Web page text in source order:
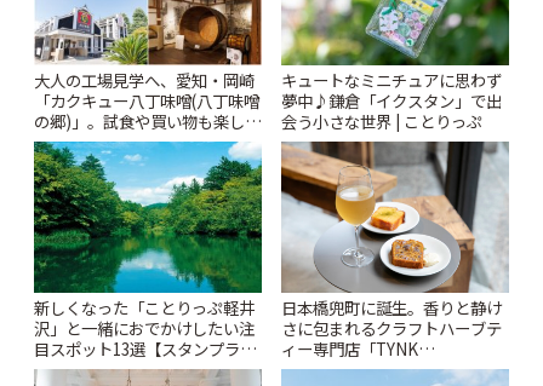
大人の工場見学へ、愛知・岡崎
「カクキュー八丁味噌(八丁味噌
の郷)」。試食や買い物も楽しみ
♪ | ことりっぷ
キュートなミニチュアに思わず
夢中♪鎌倉「イクスタン」で出
会う小さな世界 | ことりっぷ
新しくなった「ことりっぷ軽井
沢」と一緒におでかけしたい注
目スポット13選【スタンプラリ
ー開催中】 | ことりっぷ
日本橋兜町に誕生。香りと静け
さに包まれるクラフトハーブテ
ィー専門店「TYNK
Kabutocho」 | ことりっぷ